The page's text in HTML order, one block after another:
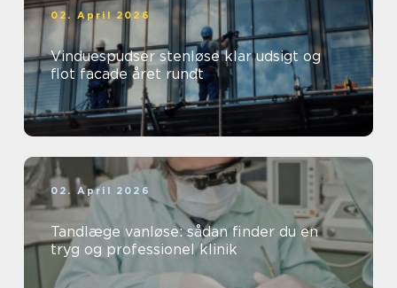
02. April 2026
Vinduespudser stenløse klar udsigt og
flot facade året rundt
02. April 2026
Tandlæge vanløse: sådan finder du en
tryg og professionel klinik